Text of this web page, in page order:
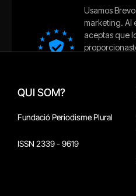
QUI SOM?
Fundació Periodisme Plural
ISSN 2339 - 9619